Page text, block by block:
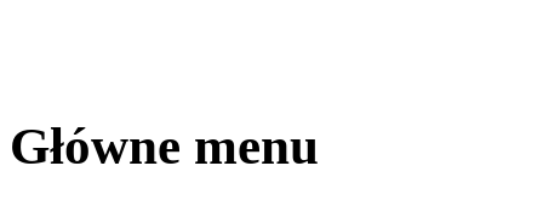
Główne menu